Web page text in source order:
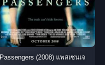
Passengers (2008) แพสเซนเจ